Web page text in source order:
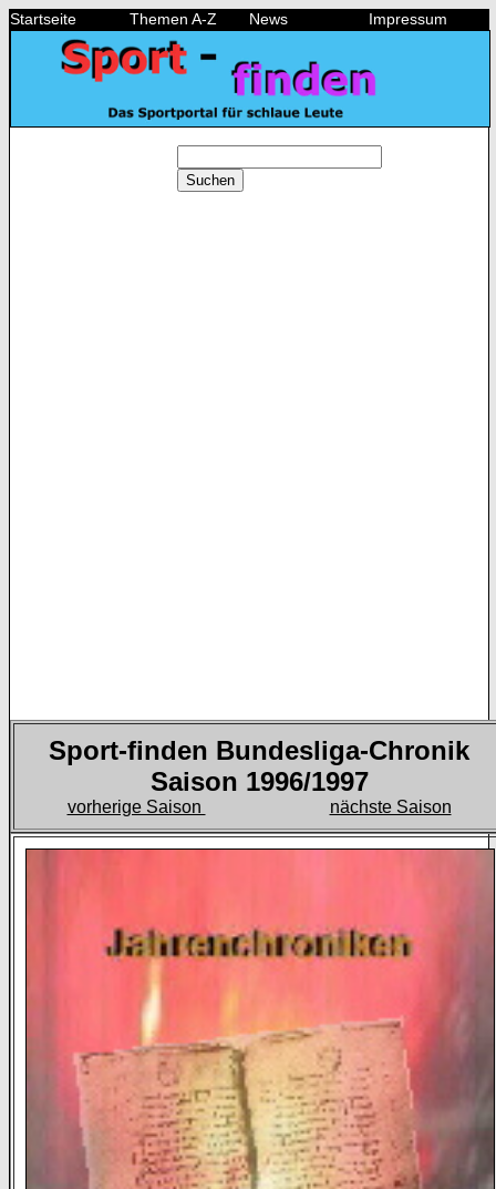
Startseite Themen A-Z News Impressum
Suchen
Sport-finden Bundesliga-Chronik
Saison 1996/1997
vorherige Saison nächste Saison